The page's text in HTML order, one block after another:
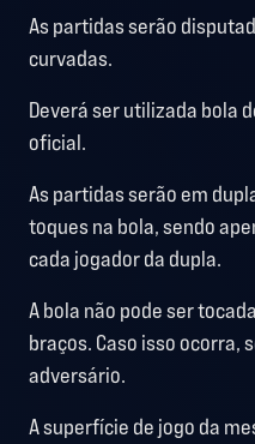
As partidas serão
curvadas.
Deverá ser utilizada bola
oficial.
As partidas serão em
toques na bola, sendo
cada jogador da dupla.
A bola não pode ser
braços. Caso isso ocorra,
adversário.
A superfície de jogo da